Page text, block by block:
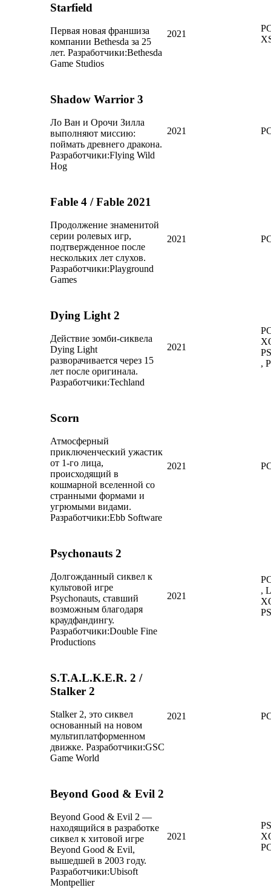
Starfield
Первая новая франшиза
компании Bethesda за 25
лет. Разработчики:Bethesda
Game Studios
2021
Shadow Warrior 3
Ло Ван и Орочи Зилла
выполняют миссию:
поймать древнего дракона.
Разработчики:Flying Wild
Hog
2021
Fable 4 / Fable 2021
Продолжение знаменитой
серии ролевых игр,
подтвержденное после
нескольких лет слухов.
Разработчики:Playground
Games
2021
Dying Light 2
Действие зомби-сиквела
Dying Light
разворачивается через 15
лет после оригинала.
Разработчики:Techland
2021
,
Scorn
Атмосферный
приключенческий ужастик
от 1-го лица,
происходящий в
кошмарной вселенной со
странными формами и
угрюмыми видами.
Разработчики:Ebb Software
2021
Psychonauts 2
Долгожданный сиквел к
культовой игре
Psychonauts, ставший
возможным благодаря
краудфандингу.
Разработчики:Double Fine
Productions
2021
,
S.T.A.L.K.E.R. 2 /
Stalker 2
Stalker 2, это сиквел
основанный на новом
мультиплатформенном
движке. Разработчики:GSC
Game World
2021
Beyond Good & Evil 2
Beyond Good & Evil 2 —
находящийся в разработке
сиквел к хитовой игре
Beyond Good & Evil,
вышедшей в 2003 году.
Разработчики:Ubisoft
Montpellier
2021